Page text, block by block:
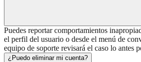
Puedes reportar comportamientos
el perfil del usuario o desde el menú de
equipo de soporte revisará el caso lo antes
¿Puedo eliminar mi cuenta?